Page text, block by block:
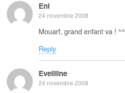
Eni
24 novembre 2008
Mouarf, grand enfant va ! ^^
Reply
Eveliline
24 novembre 2008